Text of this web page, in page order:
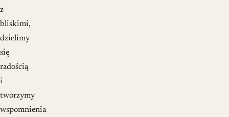
z
bliskimi,
dzielimy
się
radością
i
tworzymy
wspomnienia